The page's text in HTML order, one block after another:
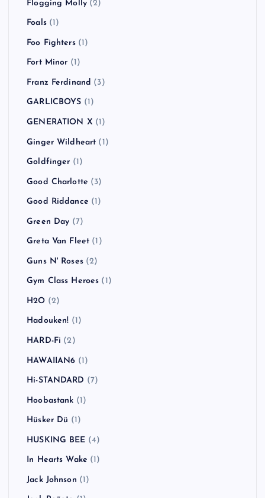
Flogging Molly (2)
Foals(1)
Foo Fighters(1)
Fort Minor (1)
Franz Ferdinand (3)
GARLICBOYS (1)
GENERATION X (1)
Ginger Wildheart (1)
Goldfinger (1)
Good Charlotte (3)
Good Riddance (1)
Green Day (7)
Greta Van Fleet (1)
Guns N' Roses(2)
Gym Class Heroes (1)
H2O (2)
Hadouken! (1)
HARD-Fi (2)
HAWAIIAN6 (1)
Hi-STANDARD (7)
Hoobastank (1)
Hüsker Dü (1)
HUSKING BEE (4)
In Hearts Wake (1)
Jack Johnson (1)